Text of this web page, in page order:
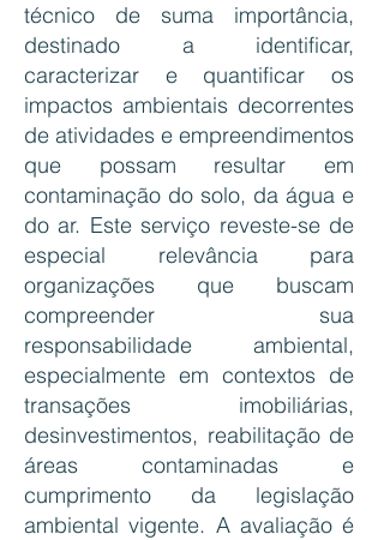
técnico de suma importância,
destinado a identificar,
caracterizar e quantificar os
impactos ambientais decorrentes
de atividades e empreendimentos
que possam resultar em
contaminação do solo, da água e
do ar. Este serviço reveste-se de
especial relevância para
organizações que buscam
compreender sua
responsabilidade ambiental,
especialmente em contextos de
transações imobiliárias,
desinvestimentos, reabilitação de
áreas contaminadas e
cumprimento da legislação
ambiental vigente. A avaliação é